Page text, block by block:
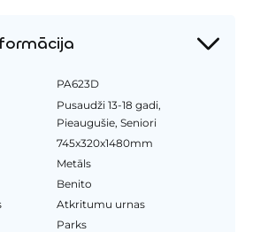
PA623D
Pusaudži 13-18 gadi,
Pieaugušie, Seniori
745x320x1480mm
Metāls
Benito
Atkritumu urnas
Parks